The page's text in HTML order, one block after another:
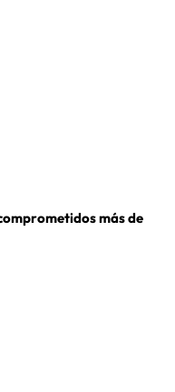
más de